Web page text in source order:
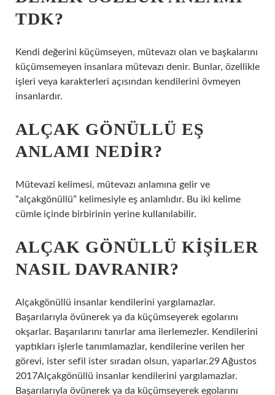
TDK?
Kendi değerini küçümseyen, mütevazı olan ve başkalarını
küçümsemeyen insanlara mütevazı denir. Bunlar, özellikle
işleri veya karakterleri açısından kendilerini övmeyen
insanlardır.
ALÇAK GÖNÜLLÜ EŞ
ANLAMI NEDIR?
Mütevazi kelimesi, mütevazı anlamına gelir ve
“alçakgönüllü” kelimesiyle eş anlamlıdır. Bu iki kelime
cümle içinde birbirinin yerine kullanılabilir.
ALÇAK GÖNÜLLÜ KIŞILER
NASIL DAVRANIR?
Alçakgönüllü insanlar kendilerini yargılamazlar.
Başarılarıyla övünerek ya da küçümseyerek egolarını
okşarlar. Başarılarını tanırlar ama ilerlemezler. Kendilerini
yaptıkları işlerle tanımlamazlar, kendilerine verilen her
görevi, ister sefil ister sıradan olsun, yaparlar.29 Ağustos
2017Alçakgönüllü insanlar kendilerini yargılamazlar.
Başarılarıyla övünerek ya da küçümseyerek egolarını